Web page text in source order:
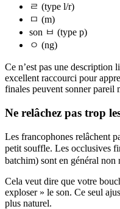
ㄹ (type l/r)
ㅁ (m)
son ㅂ (type p)
ㅇ (ng)
Ce n’est pas une description
excellent raccourci pour
finales peuvent sonner pareil
Ne relâchez pas trop
Les francophones relâchent
petit souffle. Les occlusives
batchim) sont en général non
Cela veut dire que votre
exploser » le son. Ce seul
plus naturel.